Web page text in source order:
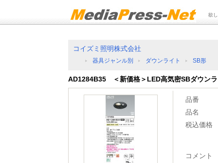
欲
コイズミ照明株式会社
器具ジャンル別 ダウンライト SB形
AD1284B35 ＜新価格＞LED高気密SBダウン
品番
品名
税込価格
コメント